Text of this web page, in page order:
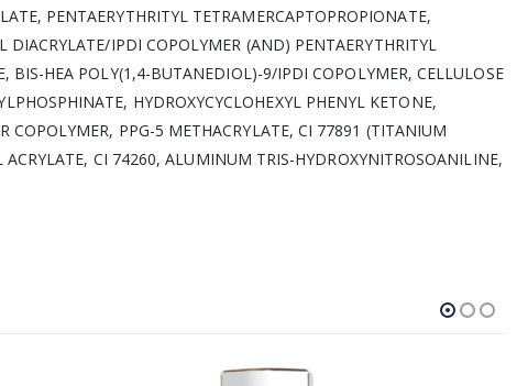
PENTAERYTHRITYL TETRAMERCAPTOPROPIONATE,
IPDI COPOLYMER (AND) PENTAERYTHRITYL
BIS-HEA POLY(1,4-BUTANEDIOL)-9/IPDI COPOLYMER, CELLULOSE
HYDROXYCYCLOHEXYL PHENYL KETONE,
COPOLYMER, PPG-5 METHACRYLATE, CI 77891 (TITANIUM
CI 74260, ALUMINUM TRIS-HYDROXYNITROSOANILINE,